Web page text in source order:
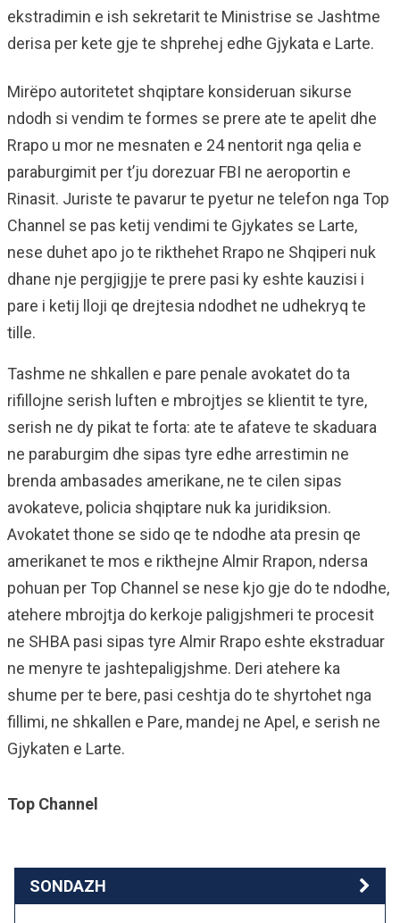
ekstradimin e ish sekretarit te Ministrise se Jashtme
derisa per kete gje te shprehej edhe Gjykata e Larte.
Mirëpo autoritetet shqiptare konsideruan sikurse
ndodh si vendim te formes se prere ate te apelit dhe
Rrapo u mor ne mesnaten e 24 nentorit nga qelia e
paraburgimit per t’ju dorezuar FBI ne aeroportin e
Rinasit. Juriste te pavarur te pyetur ne telefon nga Top
Channel se pas ketij vendimi te Gjykates se Larte,
nese duhet apo jo te rikthehet Rrapo ne Shqiperi nuk
dhane nje pergjigjje te prere pasi ky eshte kauzisi i
pare i ketij lloji qe drejtesia ndodhet ne udhekryq te
tille.
Tashme ne shkallen e pare penale avokatet do ta
rifillojne serish luften e mbrojtjes se klientit te tyre,
serish ne dy pikat te forta: ate te afateve te skaduara
ne paraburgim dhe sipas tyre edhe arrestimin ne
brenda ambasades amerikane, ne te cilen sipas
avokateve, policia shqiptare nuk ka juridiksion.
Avokatet thone se sido qe te ndodhe ata presin qe
amerikanet te mos e rikthejne Almir Rrapon, ndersa
pohuan per Top Channel se nese kjo gje do te ndodhe,
atehere mbrojtja do kerkoje paligjshmeri te procesit
ne SHBA pasi sipas tyre Almir Rrapo eshte ekstraduar
ne menyre te jashtepaligjshme. Deri atehere ka
shume per te bere, pasi ceshtja do te shyrtohet nga
fillimi, ne shkallen e Pare, mandej ne Apel, e serish ne
Gjykaten e Larte.
Top Channel
SONDAZH